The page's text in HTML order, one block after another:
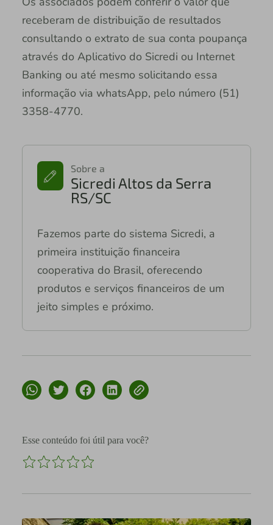
receberam de distribuição de resultados
consultando o extrato de sua conta poupança
através do Aplicativo do Sicredi ou Internet
Banking ou até mesmo solicitando essa
informação via whatsApp, pelo número (51)
3358-4770.
Sobre a
Sicredi Altos da Serra
RS/SC
Fazemos parte do sistema Sicredi, a
primeira instituição financeira
cooperativa do Brasil, oferecendo
produtos e serviços financeiros de um
jeito simples e próximo.
Esse conteúdo foi útil para você?